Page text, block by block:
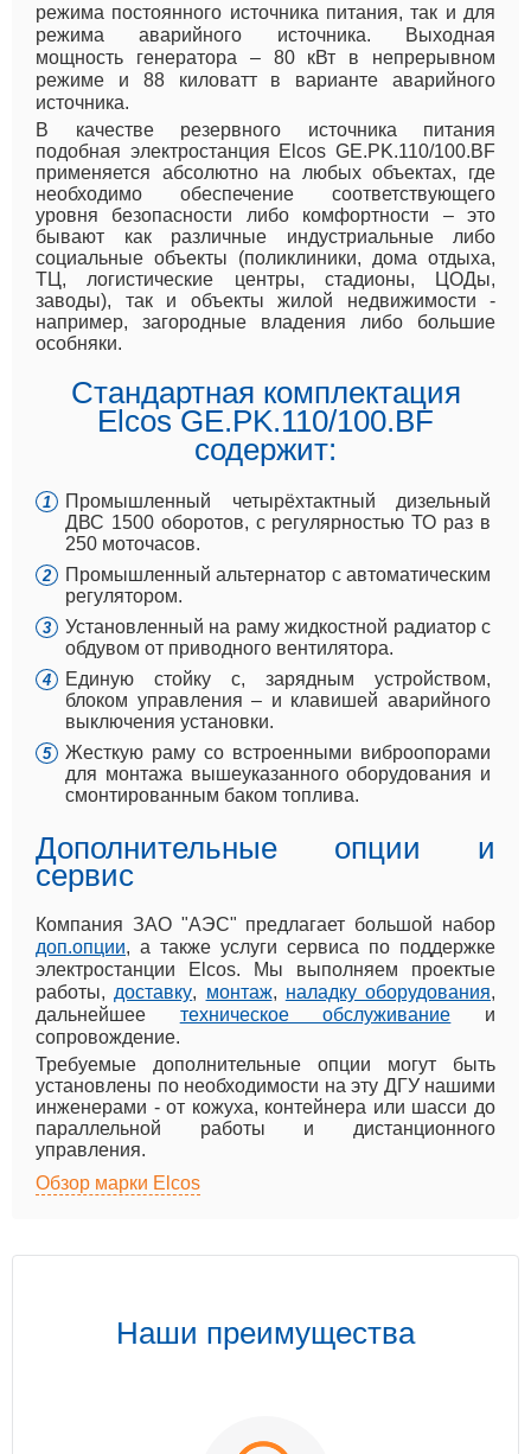
режима постоянного источника питания, так и для
режима аварийного источника. Выходная
мощность генератора – 80 кВт в непрерывном
режиме и 88 киловатт в варианте аварийного
источника.
В качестве резервного источника питания
подобная электростанция Elcos GE.PK.110/100.BF
применяется абсолютно на любых объектах, где
необходимо обеспечение соответствующего
уровня безопасности либо комфортности – это
бывают как различные индустриальные либо
социальные объекты (поликлиники, дома отдыха,
ТЦ, логистические центры, стадионы, ЦОДы,
заводы), так и объекты жилой недвижимости -
например, загородные владения либо большие
особняки.
Стандартная комплектация
Elcos GE.PK.110/100.BF
содержит:
Промышленный четырёхтактный дизельный
ДВС 1500 оборотов, с регулярностью ТО раз в
250 моточасов.
Промышленный альтернатор с автоматическим
регулятором.
Установленный на раму жидкостной радиатор с
обдувом от приводного вентилятора.
Единую стойку с, зарядным устройством,
блоком управления – и клавишей аварийного
выключения установки.
Жесткую раму со встроенными виброопорами
для монтажа вышеуказанного оборудования и
смонтированным баком топлива.
Дополнительные опции и
сервис
Компания ЗАО "АЭС" предлагает большой набор
доп.опции, а также услуги сервиса по поддержке
электростанции Elcos. Мы выполняем проектые
работы, доставку, монтаж, наладку оборудования,
дальнейшее техническое обслуживание и
сопровождение.
Требуемые дополнительные опции могут быть
установлены по необходимости на эту ДГУ нашими
инженерами - от кожуха, контейнера или шасси до
параллельной работы и дистанционного
управления.
Обзор марки Elcos
Наши преимущества